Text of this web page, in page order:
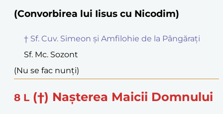
(Convorbirea lui Iisus cu Nicodim)
† Sf. Cuv. Simeon și Amfilohie de la Pângărați
Sf. Mc. Sozont
(Nu se fac nunți)
8 L (†) Nașterea Maicii Domnului